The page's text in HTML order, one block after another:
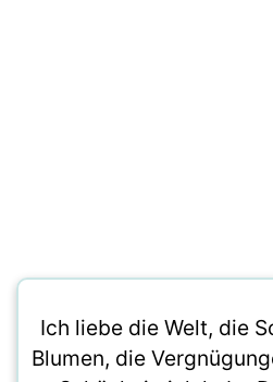
Ich liebe die Welt, die
Blumen, die